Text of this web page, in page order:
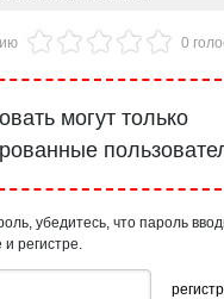
0
могут только
убедитесь, что пароль
и регистре.